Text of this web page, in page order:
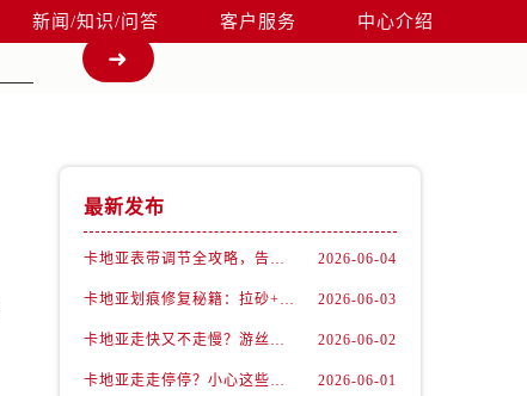
新闻/知识/问答 客户服务 中心介绍
最新发布
卡地亚表带调节全攻略，告别过短烦恼 2026-06-04
卡地亚划痕修复秘籍：拉砂+抛光双工艺还原如新 2026-06-03
卡地亚走快又不走慢？游丝问题你了解多少？ 2026-06-02
卡地亚走走停停？小心这些隐藏杀手 2026-06-01